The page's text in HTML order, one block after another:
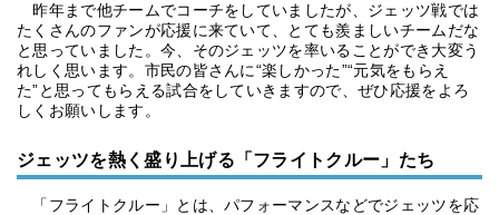
昨年まで他チームでコーチをしていましたが、ジェッツ戦では
たくさんのファンが応援に来ていて、とても羨ましいチームだな
と思っていました。今、そのジェッツを率いることができ大変う
れしく思います。市民の皆さんに“楽しかった”“元気をもらえ
た”と思ってもらえる試合をしていきますので、ぜひ応援をよろ
しくお願いします。
ジェッツを熱く盛り上げる「フライトクルー」たち
「フライトクルー」とは、パフォーマンスなどでジェッツを応